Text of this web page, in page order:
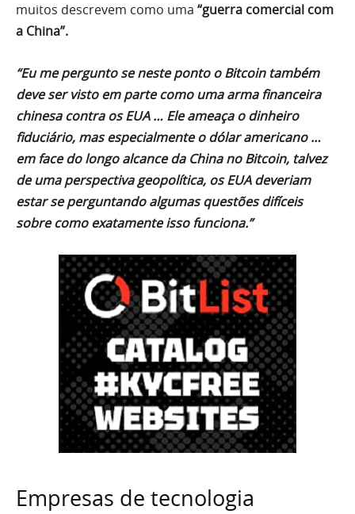
muitos descrevem como uma “guerra comercial com
a China”.
“Eu me pergunto se neste ponto o Bitcoin também
deve ser visto em parte como uma arma financeira
chinesa contra os EUA … Ele ameaça o dinheiro
fiduciário, mas especialmente o dólar americano …
em face do longo alcance da China no Bitcoin, talvez
de uma perspectiva geopolítica, os EUA deveriam
estar se perguntando algumas questões difíceis
sobre como exatamente isso funciona.”
Empresas de tecnologia